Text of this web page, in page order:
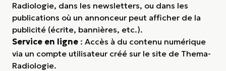
Radiologie, dans les newsletters, ou dans les
publications où un annonceur peut afficher de la
publicité (écrite, bannières, etc.).
Service en ligne : Accès à du contenu numérique
via un compte utilisateur créé sur le site de Thema-
Radiologie.